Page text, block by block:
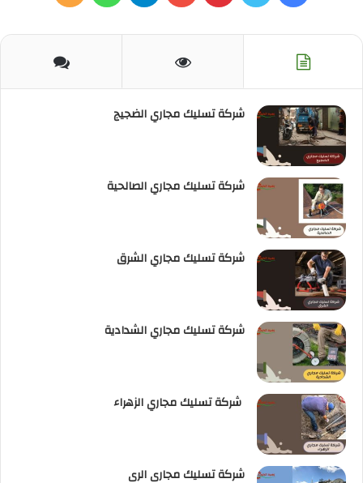
RSS
شركة تسليك مجاري الضجيج
شركة تسليك مجاري الصالحية
شركة تسليك مجاري الشرق
شركة تسليك مجاري الشدادية
شركة تسليك مجاري الزهراء
شركة تسليك مجارى الرى